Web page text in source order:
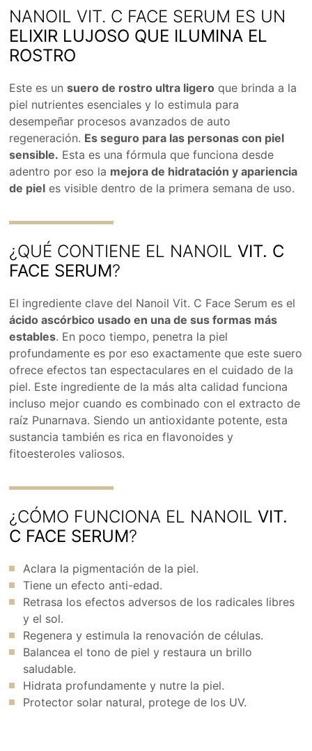
NANOIL VIT. C FACE SERUM ES UN
ELIXIR LUJOSO QUE ILUMINA EL
ROSTRO
Este es unsuero de rostro ultra ligero que brinda a la
piel nutrientes esenciales y lo estimula para
desempeñar procesos avanzados de auto
regeneración. Es seguro para las personas con piel
sensible. Esta es una fórmula que funciona desde
adentro por eso la mejora de hidratación y apariencia
de piel es visible dentro de la primera semana de uso.
¿QUÉ CONTIENE EL NANOILVIT. C
FACE SERUM?
El ingrediente clave del Nanoil Vit. C Face Serum es el
ácido ascórbico usado en una de sus formas más
estables. En poco tiempo, penetra la piel
profundamente es por eso exactamente que este suero
ofrece efectos tan espectaculares en el cuidado de la
piel. Este ingrediente de la más alta calidad funciona
incluso mejor cuando es combinado con el extracto de
raíz Punarnava. Siendo un antioxidante potente, esta
sustancia también es rica en flavonoides y
fitoesteroles valiosos.
¿CÓMO FUNCIONA EL NANOILVIT.
C FACE SERUM?
Aclara la pigmentación de la piel.
Tiene un efecto anti-edad.
Retrasa los efectos adversos de los radicales libres
y el sol.
Regenera y estimula la renovación de células.
Balancea el tono de piel y restaura un brillo
saludable.
Hidrata profundamente y nutre la piel.
Protector solar natural, protege de los UV.